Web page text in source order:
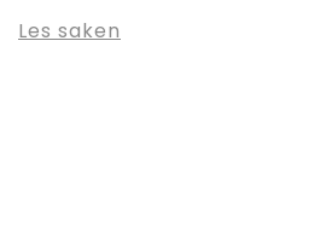
Les saken